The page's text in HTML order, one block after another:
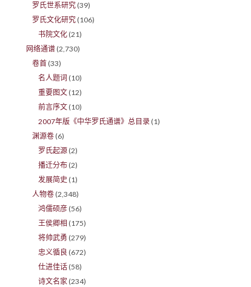
罗氏世系研究 (39)
罗氏文化研究 (106)
书院文化 (21)
网络通谱 (2,730)
卷首 (33)
名人题词 (10)
重要图文 (12)
前言序文 (10)
2007年版《中华罗氏通谱》总目录 (1)
渊源卷 (6)
罗氏起源 (2)
播迁分布 (2)
发展简史 (1)
人物卷 (2,348)
鸿儒硕彦 (56)
王侯卿相 (175)
将帅武勇 (279)
忠义循良 (672)
仕进佳话 (58)
诗文名家 (234)